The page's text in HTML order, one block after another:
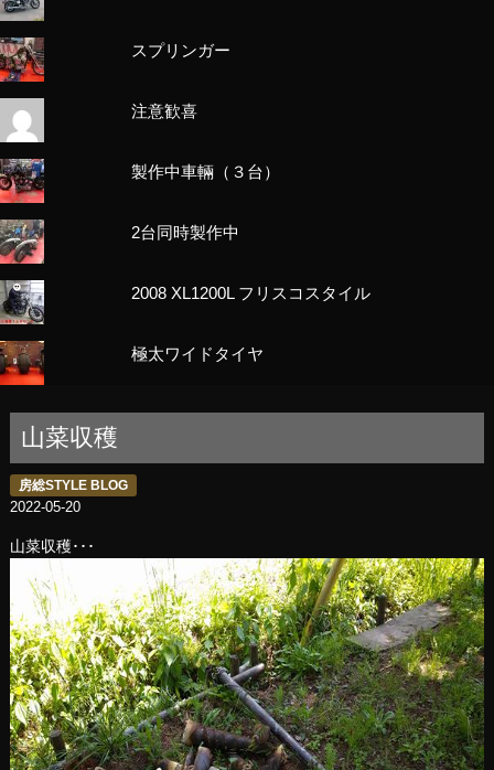
スプリンガー
注意歓喜
製作中車輛（３台）
2台同時製作中
2008 XL1200L フリスコスタイル
極太ワイドタイヤ
山菜収穫
房総STYLE BLOG
2022-05-20
山菜収穫･･･